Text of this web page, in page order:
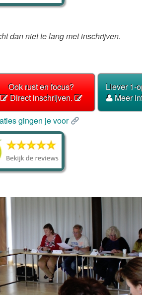
dan niet te lang met inschrijven.
Ook rust en focus?
Direct inschrijven.
Liever 1-
Meer
gingen je voor